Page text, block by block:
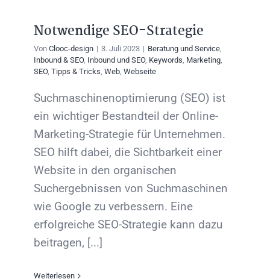
Notwendige SEO-Strategie
Von Clooc-design | 3. Juli 2023 | Beratung und Service,
Inbound & SEO, Inbound und SEO, Keywords, Marketing,
SEO, Tipps & Tricks, Web, Webseite
Suchmaschinenoptimierung (SEO) ist
ein wichtiger Bestandteil der Online-
Marketing-Strategie für Unternehmen.
SEO hilft dabei, die Sichtbarkeit einer
Website in den organischen
Suchergebnissen von Suchmaschinen
wie Google zu verbessern. Eine
erfolgreiche SEO-Strategie kann dazu
beitragen, [...]
Weiterlesen